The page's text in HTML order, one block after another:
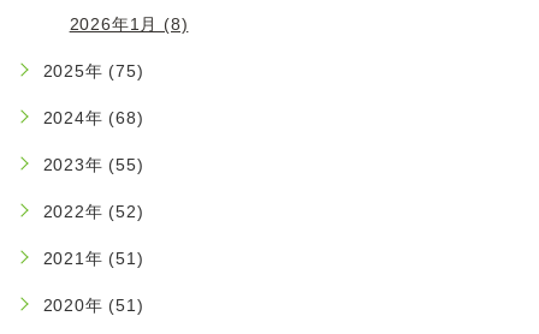
2026年1月 (8)
2025年 (75)
2024年 (68)
2023年 (55)
2022年 (52)
2021年 (51)
2020年 (51)